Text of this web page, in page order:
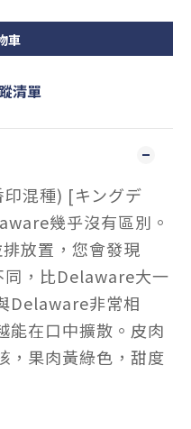
車
清單
混種) [キングデ
幾乎沒有區別。
排放置，您會發現
，比Delaware大一
Delaware非常相
能在口中擴散。皮肉
，果肉黃綠色，甜度